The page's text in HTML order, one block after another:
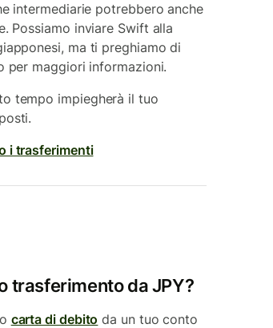
intermediarie potrebbero anche
Possiamo inviare Swift alla
ma ti preghiamo di
per maggiori informazioni.
tempo impiegherà il tuo
i trasferimenti
trasferimento da JPY?
o carta di debito da un tuo conto